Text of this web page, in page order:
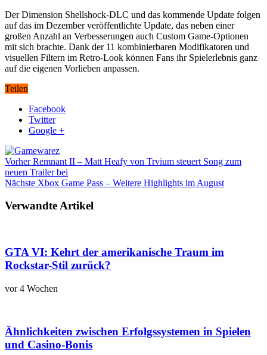
Der Dimension Shellshock-DLC und das kommende Update folgen
auf das im Dezember veröffentlichte Update, das neben einer
großen Anzahl an Verbesserungen auch Custom Game-Optionen
mit sich brachte. Dank der 11 kombinierbaren Modifikatoren und
visuellen Filtern im Retro-Look können Fans ihr Spielerlebnis ganz
auf die eigenen Vorlieben anpassen.
Teilen
Facebook
Twitter
Google +
VorherRemnant II – Matt Heafy von Trvium steuert Song zum
neuen Trailer bei
Nächste Xbox Game Pass – Weitere Highlights im August
Verwandte Artikel
GTA VI: Kehrt der amerikanische Traum im
Rockstar-Stil zurück?
vor 4 Wochen
Ähnlichkeiten zwischen Erfolgssystemen in Spielen
und Casino‑Bonis